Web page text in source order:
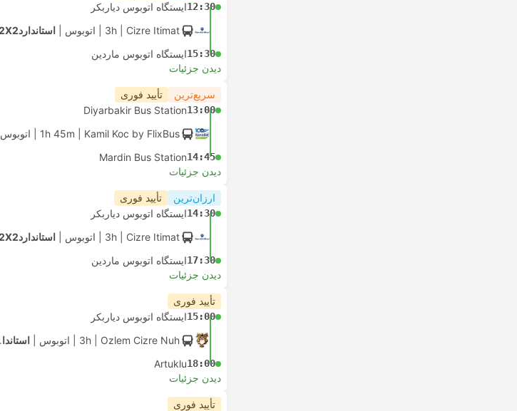
12:30ایستگاه اتوبوس دیاربکر
3h | Cizre Itimat اتوبوس استاندارد2X2
15:30ایستگاه اتوبوس ماردین
دیدن جزئیات
سریع‌ترین تأیید فوری
13:00
Diyarbakir Bus Station
1h 45m | Kamil Koc by FlixBus اتوبوس
14:45
Mardin Bus Station
دیدن جزئیات
ارزان‌ترین تأیید فوری
14:30ایستگاه اتوبوس دیاربکر
3h | Cizre Itimat اتوبوس استاندارد2X2
17:30ایستگاه اتوبوس ماردین
دیدن جزئیات
تأیید فوری
15:00ایستگاه اتوبوس دیاربکر
3h | Ozlem Cizre Nuh اتوبوس استاندارد2X1
18:00
Artuklu
دیدن جزئیات
تأیید فوری